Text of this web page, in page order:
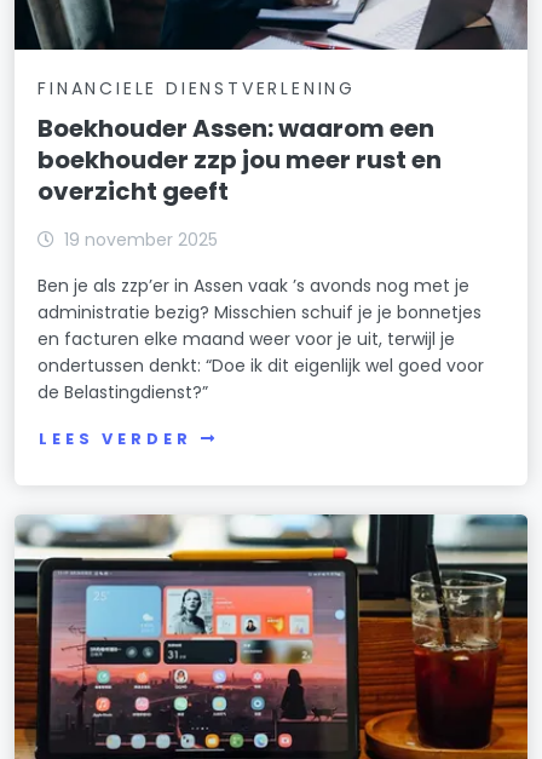
FINANCIELE DIENSTVERLENING
Boekhouder Assen: waarom een
boekhouder zzp jou meer rust en
overzicht geeft
19 november 2025
Ben je als zzp’er in Assen vaak ’s avonds nog met je
administratie bezig? Misschien schuif je je bonnetjes
en facturen elke maand weer voor je uit, terwijl je
ondertussen denkt: “Doe ik dit eigenlijk wel goed voor
de Belastingdienst?”
LEES VERDER